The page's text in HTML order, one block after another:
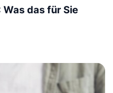
Was das für Sie